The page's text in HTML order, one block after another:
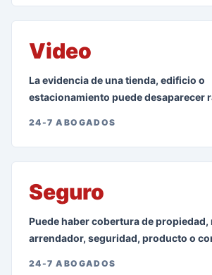
Video
La evidencia de una tienda, edificio o
estacionamiento puede desaparecer
24-7 ABOGADOS
Seguro
Puede haber cobertura de propiedad,
arrendador, seguridad, producto o
24-7 ABOGADOS